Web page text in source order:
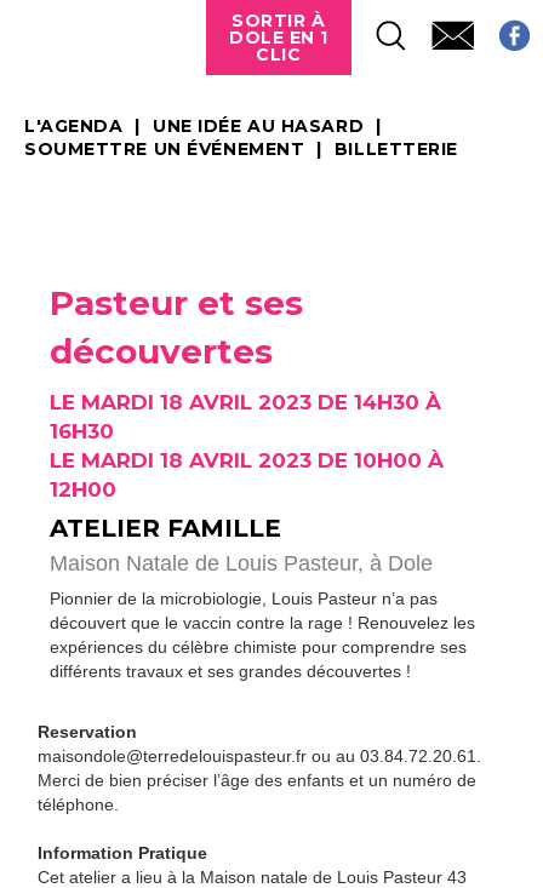
SORTIR À
DOLE EN 1
CLIC
L'AGENDA
UNE IDÉE AU HASARD
SOUMETTRE UN ÉVÉNEMENT
BILLETTERIE
Pasteur et ses
découvertes
LE MARDI 18 AVRIL 2023 DE 14H30 À
16H30
LE MARDI 18 AVRIL 2023 DE 10H00 À
12H00
ATELIER FAMILLE
Maison Natale de Louis Pasteur, à Dole
Pionnier de la microbiologie, Louis Pasteur n’a pas
découvert que le vaccin contre la rage ! Renouvelez les
expériences du célèbre chimiste pour comprendre ses
différents travaux et ses grandes découvertes !
Reservation
maisondole@terredelouispasteur.fr ou au 03.84.72.20.61.
Merci de bien préciser l’âge des enfants et un numéro de
téléphone.
Information Pratique
Cet atelier a lieu à la Maison natale de Louis Pasteur 43